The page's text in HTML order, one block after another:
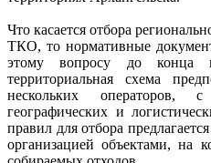
Что касается отбора
ТКО, то нормативные
этому вопросу до конца
территориальная схема
нескольких операторов,
географических и
правил для отбора
организацией объектами, на